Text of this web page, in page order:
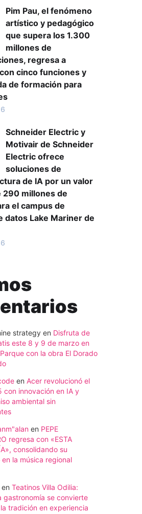
Pim Pau, el fenómeno
artístico y pedagógico
que supera los 1.300
millones de
regresa a
cinco funciones y
de formación para
Schneider Electric y
Motivair de Schneider
Electric ofrece
soluciones de
de IA por un valor
290 millones de
el campus de
datos Lake Mariner de
strategy en Disfruta de
este 8 y 9 de marzo en
con la obra El Dorado
en Acer revolucionó el
con innovación en IA y
ambiental sin
en PEPE
regresa con «ESTA
consolidando su
la música regional
en Teatinos Villa Odilia:
gastronomía se convierte
tradición en experiencia